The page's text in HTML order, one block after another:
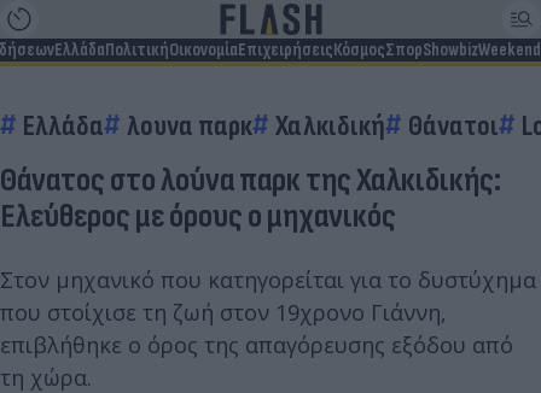
ΕλλάδαΠολιτικήΟικονομίαΕπιχειρήσειςΚόσμοςΣπορShowbizWeekend
Ελλάδα λουνα παρκ Χαλκιδική Θάνατοι
Θάνατος στο λούνα παρκ της Χαλκιδικής:
Ελεύθερος με όρους ο μηχανικός
Στον μηχανικό που κατηγορείται για το δυστύχημα
που στοίχισε τη ζωή στον 19χρονο Γιάννη,
επιβλήθηκε ο όρος της απαγόρευσης εξόδου από
τη χώρα.